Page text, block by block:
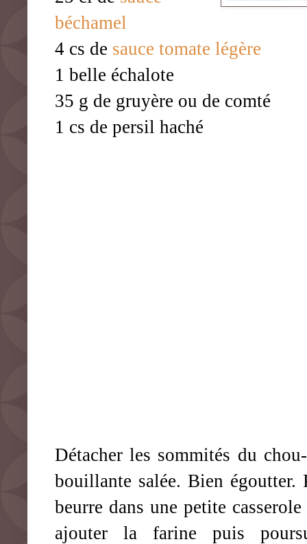
béchamel
4 cs de sauce tomate légère
1 belle échalote
35 g de gruyère ou de comté
1 cs de persil haché
Détacher les sommités du
bouillante salée. Bien égoutter.
beurre dans une petite
ajouter la farine puis